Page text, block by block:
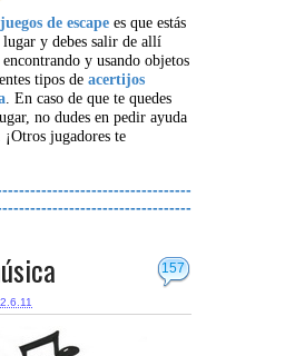
juegos de escape es que estás
lugar y debes salir de allí
y usando objetos
tipos de acertijos
. En caso de que te quedes
no dudes en pedir ayuda
jugadores te
157